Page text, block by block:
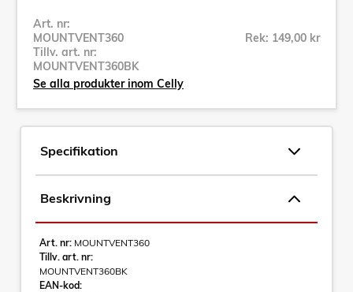
Art. nr:
MOUNTVENT360
Tillv. art. nr:
MOUNTVENT360BK
Rek: 149,00 kr
Se alla produkter inom Celly
Specifikation
Beskrivning
Art. nr: MOUNTVENT360
Tillv. art. nr:
MOUNTVENT360BK
EAN-kod: